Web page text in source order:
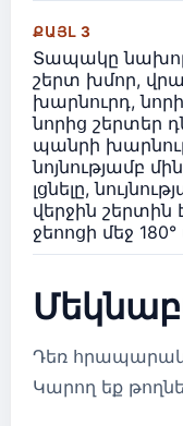
ՔԱՅԼ 3
Տապակը
շերտ խմոր,
խարնուրդ,
նորից շերտեր
պանրի
նոյնությամբ
լցնելը,
վերջին շերտին
ջեոոցի մեջ
Դեռ
Կարող եք